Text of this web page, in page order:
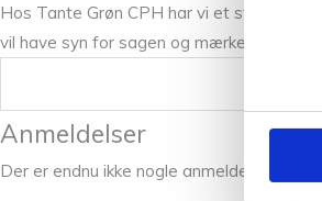
Hos Tante Grøn CPH har vi et stort
vil have syn for sagen og mærke Sunday
Anmeldelser
Der er endnu ikke nogle anmeldelser.